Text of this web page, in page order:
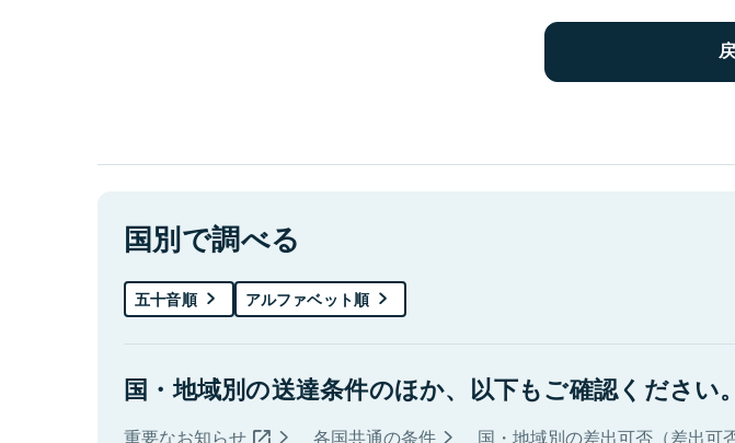
国別で調べる
五十音順 アルファベット順
国・地域別の送達条件のほか、以下もご確認ください。
重要なお知らせ 各国共通の条件 国・地域別の差出可否（差出可